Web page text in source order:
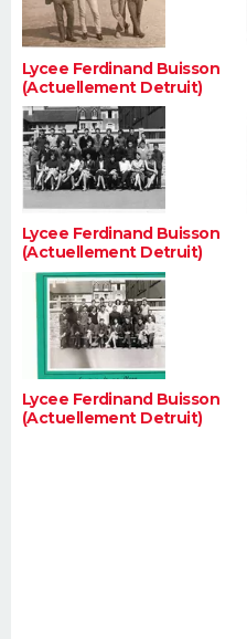
Lycee Ferdinand Buisson
(Actuellement Detruit)
Lycee Ferdinand Buisson
(Actuellement Detruit)
Lycee Ferdinand Buisson
(Actuellement Detruit)